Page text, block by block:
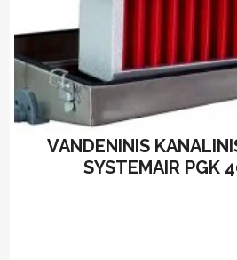
VANDENINIS
SYSTEMAIR PGK